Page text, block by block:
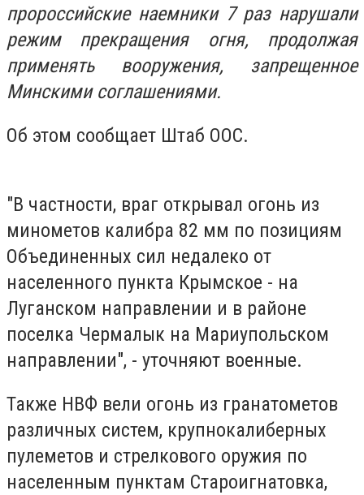
пророссийские наемники 7 раз нарушали
режим прекращения огня, продолжая
применять вооружения, запрещенное
Минскими соглашениями.
Об этом сообщает Штаб ООС.
"В частности, враг открывал огонь из
минометов калибра 82 мм по позициям
Объединенных сил недалеко от
населенного пункта Крымское - на
Луганском направлении и в районе
поселка Чермалык на Мариупольском
направлении", - уточняют военные.
Также НВФ вели огонь из гранатометов
различных систем, крупнокалиберных
пулеметов и стрелкового оружия по
населенным пунктам Староигнатовка,